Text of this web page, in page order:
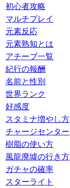
初心者攻略
マルチプレイ
元素反応
元素熟知とは
アチーブ一覧
紀行の報酬
名前と性別
世界ランク
好感度
スタミナ増やし方
チャージセンター
樹脂の使い方
風龍廃墟の行き方
ガチャの確率
スターライト